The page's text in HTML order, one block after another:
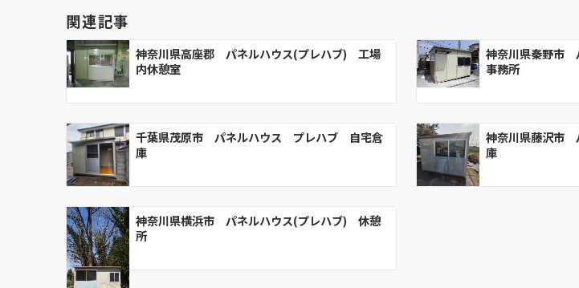
シ
ョ
ン
関連記事
神奈川県高座郡 パネルハウス(プレハブ) 工場
内休憩室
神奈川県秦野市
事務所
千葉県茂原市 パネルハウス プレハブ 自宅倉
庫
神奈川県藤沢市
庫
神奈川県横浜市 パネルハウス(プレハブ) 休憩
所